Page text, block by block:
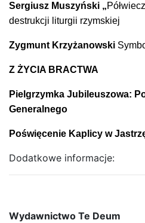
Sergiusz Muszyński „
destrukcji liturgii rzymskiej
Zygmunt Krzyżanowski
Z ŻYCIA BRACTWA
Pielgrzymka Jubileuszowa:
Generalnego
Poświęcenie Kaplicy w
Dodatkowe informacje:
Wydawnictwo Te Deum